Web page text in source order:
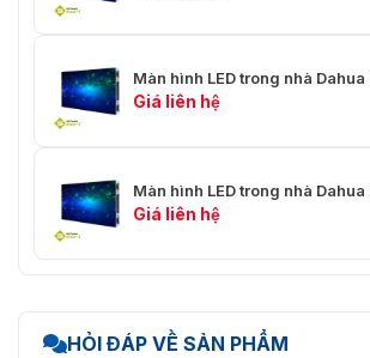
Màn hình LED trong nhà Dahua
Giá liên hệ
Màn hình LED trong nhà Dahua
Giá liên hệ
HỎI ĐÁP VỀ SẢN PHẨM